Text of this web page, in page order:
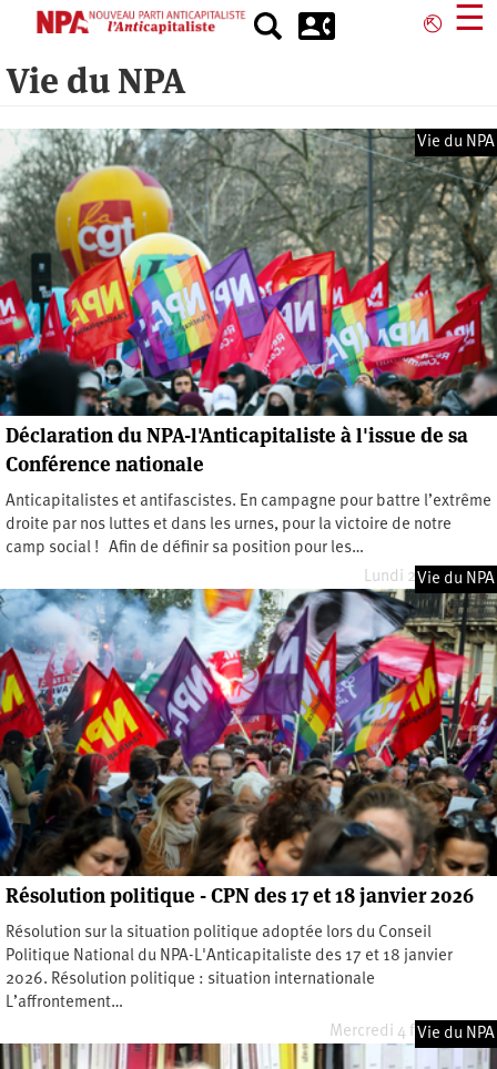
principal
⎋ ☰
Vie du NPA
Vie du NPA
Déclaration du NPA-l'Anticapitaliste à l'issue de sa
Conférence nationale
Anticapitalistes et antifascistes. En campagne pour battre l’extrême
droite par nos luttes et dans les urnes, pour la victoire de notre
camp social ! Afin de définir sa position pour les…
Lundi 29 juin 2026
Vie du NPA
Résolution politique - CPN des 17 et 18 janvier 2026
Résolution sur la situation politique adoptée lors du Conseil
Politique National du NPA-L'Anticapitaliste des 17 et 18 janvier
2026. Résolution politique : situation internationale
L’affrontement…
Mercredi 4 février 2026
Vie du NPA